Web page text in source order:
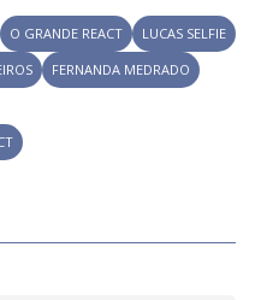
O GRANDE REACT
LUCAS SELFIE
FERNANDA MEDRADO